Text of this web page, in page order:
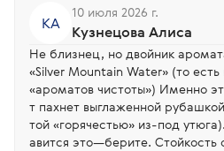
КА
10 июля 2026 г.
Кузнецова Алиса
Не близнец, но двойник
«Silver Mountain Water» (то есть
«ароматов чистоты») Именно
т пахнет выглаженной
той «горячестью» из-под
авится это—берите. Стойкость